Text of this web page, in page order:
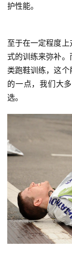
护性能。
至于在一定程度
式的训练来弥补
类跑鞋训练，这
的一点，我们大
选。